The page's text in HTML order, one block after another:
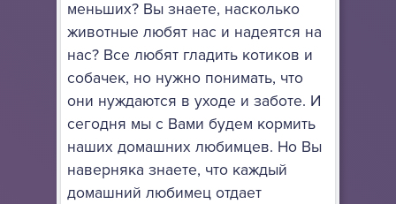
меньших? Вы знаете, насколько
животные любят нас и надеятся на
нас? Все любят гладить котиков и
собачек, но нужно понимать, что
они нуждаются в уходе и заботе. И
сегодня мы с Вами будем кормить
наших домашних любимцев. Но Вы
наверняка знаете, что каждый
домашний любимец отдает